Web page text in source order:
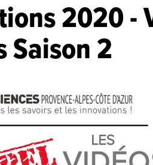
2020 -
Saison 2